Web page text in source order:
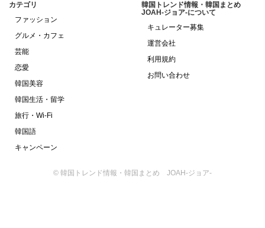
カテゴリ
ファッション
グルメ・カフェ
芸能
恋愛
韓国美容
韓国生活・留学
旅行・Wi-Fi
韓国語
キャンペーン
韓国トレンド情報・韓国まとめ
JOAH-ジョア-について
キュレーター募集
運営会社
利用規約
お問い合わせ
© 韓国トレンド情報・韓国まとめ JOAH-ジョア-